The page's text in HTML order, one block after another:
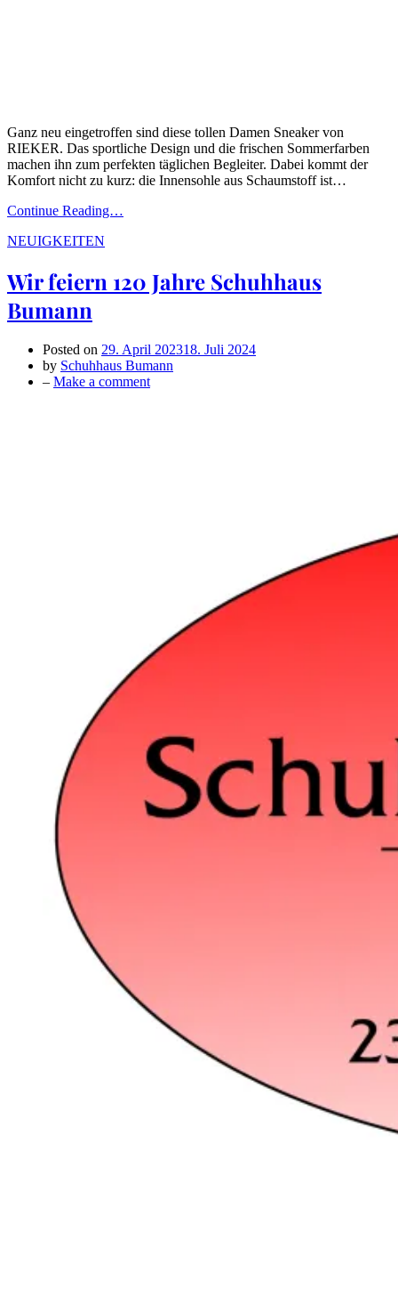
Ganz neu eingetroffen sind diese tollen Damen Sneaker von
RIEKER. Das sportliche Design und die frischen Sommerfarben
machen ihn zum perfekten täglichen Begleiter. Dabei kommt der
Komfort nicht zu kurz: die Innensohle aus Schaumstoff ist…
Continue Reading…
NEUIGKEITEN
Wir feiern 120 Jahre Schuhhaus
Bumann
Posted on 29. April 202318. Juli 2024
by Schuhhaus Bumann
– Make a commenton